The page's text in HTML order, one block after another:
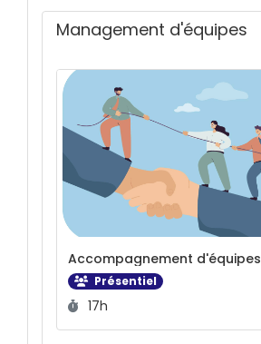
Management d'équipes
Accompagnement d'équipes
Présentiel
Durée :
17h